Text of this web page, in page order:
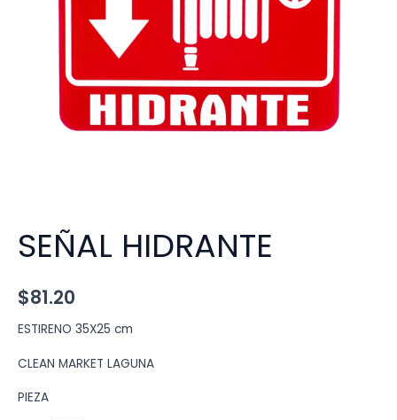
SEÑAL HIDRANTE
$81.20
ESTIRENO 35X25 cm
CLEAN MARKET LAGUNA
PIEZA